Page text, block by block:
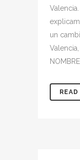
un
Valencia,